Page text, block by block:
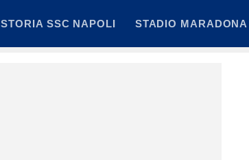
STORIA SSC NAPOLI STADIO MARADONA